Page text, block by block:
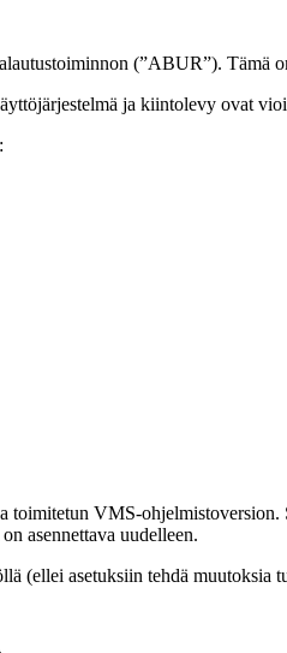
(”ABUR”). Tämä
ja kiintolevy ovat
VMS-
asennettava uudelleen.
(ellei asetuksiin tehdä